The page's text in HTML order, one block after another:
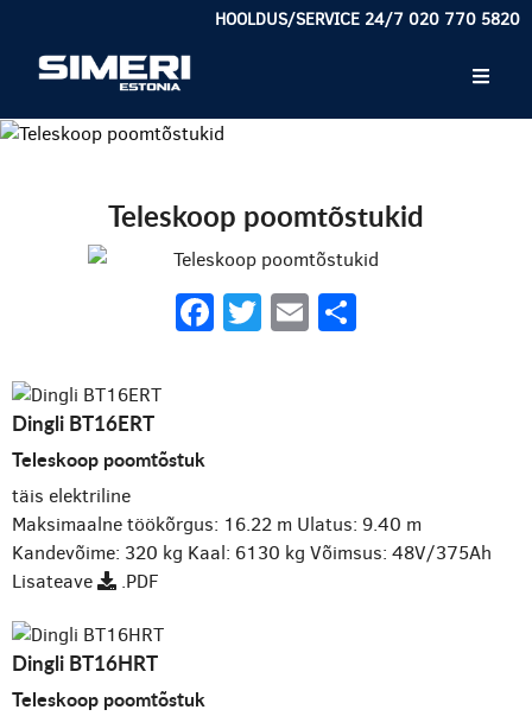
HOOLDUS/SERVICE 24/7 020 770 5820
Teleskoop poomtõstukid
Facebook
Twitter
Email
Dingli BT16ERT
Teleskoop poomtõstuk
täis elektriline
Maksimaalne töökõrgus: 16.22 m Ulatus: 9.40 m
Kandevõime: 320 kg Kaal: 6130 kg Võimsus: 48V/375Ah
Lisateave
.PDF
Dingli BT16HRT
Teleskoop poomtõstuk